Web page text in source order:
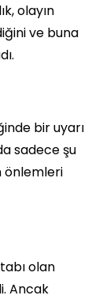
olayın
ve buna
bir uyarı
sadece şu
önlemleri
olan
Ancak